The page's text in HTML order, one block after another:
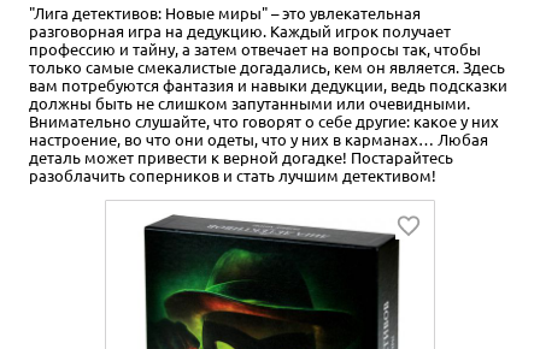
"Лига детективов: Новые миры" – это увлекательная
разговорная игра на дедукцию. Каждый игрок получает
профессию и тайну, а затем отвечает на вопросы так, чтобы
только самые смекалистые догадались, кем он является. Здесь
вам потребуются фантазия и навыки дедукции, ведь подсказки
должны быть не слишком запутанными или очевидными.
Внимательно слушайте, что говорят о себе другие: какое у них
настроение, во что они одеты, что у них в карманах… Любая
деталь может привести к верной догадке! Постарайтесь
разоблачить соперников и стать лучшим детективом!